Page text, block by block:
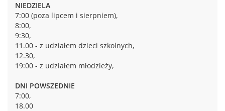
NIEDZIELA
7:00 (poza lipcem i sierpniem),
8:00,
9:30,
11.00 - z udziałem dzieci szkolnych,
12.30,
19:00 - z udziałem młodzieży,
DNI POWSZEDNIE
7:00,
18.00